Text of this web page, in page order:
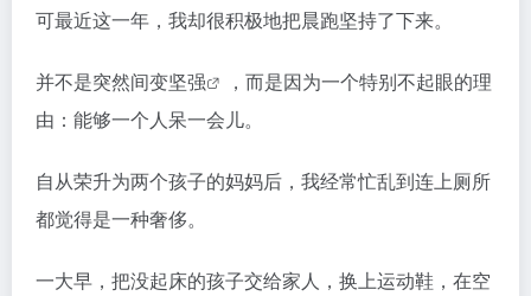
可最近这一年，我却很积极地把晨跑坚持了下来。
并不是突然间变坚强
，而是因为一个特别不起眼的理
由：能够一个人呆一会儿。
自从荣升为两个孩子的妈妈后，我经常忙乱到连上厕所
都觉得是一种奢侈。
一大早，把没起床的孩子交给家人，换上运动鞋，在空